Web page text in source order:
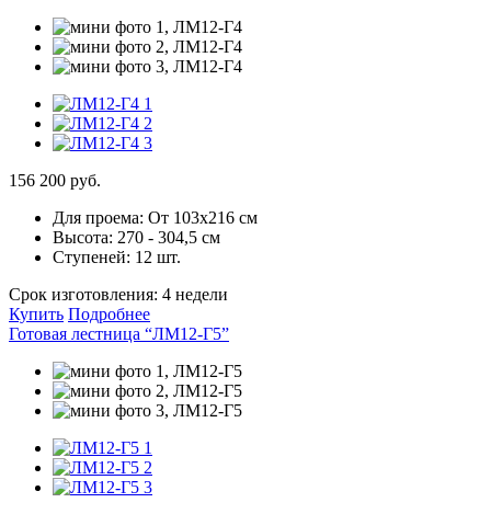
156 200 руб.
Для проема: От 103х216 см
Высота: 270 - 304,5 см
Ступеней: 12 шт.
Срок изготовления: 4 недели
Купить Подробнее
Готовая лестница “ЛМ12-Г5”